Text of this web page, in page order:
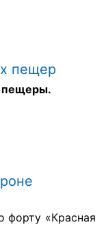
пещер
пещеры.
форту «Красная